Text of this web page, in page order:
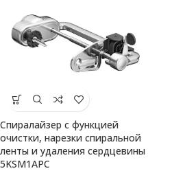
Спиралайзер с функцией
очистки, нарезки спиральной
ленты и удаления сердцевины
5KSM1APC